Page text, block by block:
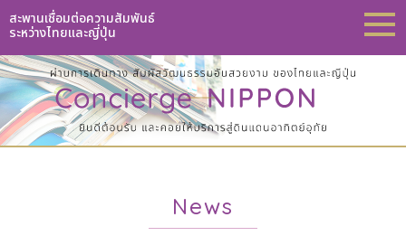
สะพานเชื่อมต่อความสัมพันธ์
ระหว่างไทยและญี่ปุ่น
News